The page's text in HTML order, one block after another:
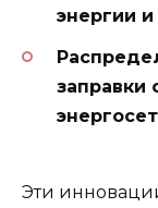
энергии
заправки
Эти